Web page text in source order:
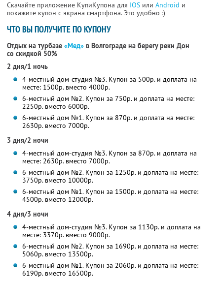
Скачайте приложение КупиКупона для IOS или Android и
покажите купон с экрана смартфона. Это удобно :)
ЧТО ВЫ ПОЛУЧИТЕ ПО КУПОНУ
Отдых на турбазе «Мед» в Волгограде на берегу реки Дон
со скидкой 50%
2 дня/1 ночь
4-местный дом-студия №3. Купон за 500р. и доплата на
месте: 1500р. вместо 4000р.
6-местный дом №2. Купон за 750р. и доплата на месте:
2250р. вместо 6000р.
6-местный дом №1. Купон за 870р. и доплата на месте:
2630р. вместо 7000р.
3 дня/2 ночи
4-местный дом-студия №3. Купон за 870р. и доплата на
месте: 2630р. вместо 7000р.
6-местный дом №2. Купон за 1250р. и доплата на месте:
3750р. вместо 10000р.
6-местный дом №1. Купон за 1500р. и доплата на месте:
4500р. вместо 12000р.
4 дня/3 ночи
4-местный дом-студия №3. Купон за 1130р. и доплата на
месте: 3370р. вместо 9000р.
6-местный дом №2. Купон за 1690р. и доплата на месте:
5060р. вместо 13500р.
6-местный дом №1. Купон за 2060р. и доплата на месте:
6190р. вместо 16500р.